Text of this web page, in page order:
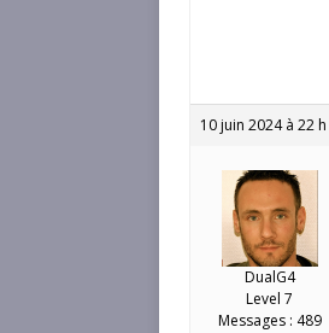
10 juin 2024 à 22
DualG4
Level 7
Messages : 489